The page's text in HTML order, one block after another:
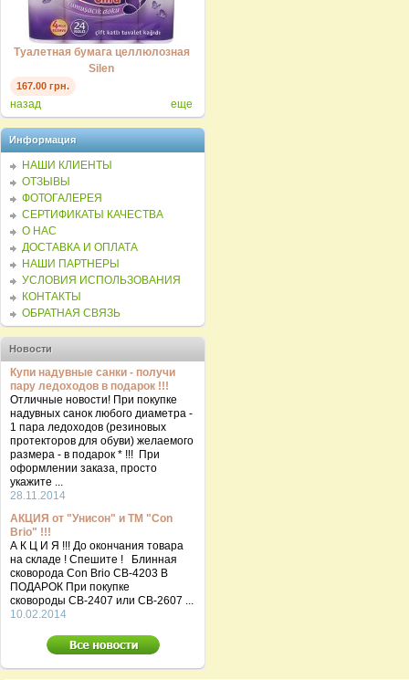
Туалетная бумага целлюлозная
Silen
167.00 грн.
назад еще
Информация
НАШИ КЛИЕНТЫ
ОТЗЫВЫ
ФОТОГАЛЕРЕЯ
СЕРТИФИКАТЫ КАЧЕСТВА
О НАС
ДОСТАВКА И ОПЛАТА
НАШИ ПАРТНЕРЫ
УСЛОВИЯ ИСПОЛЬЗОВАНИЯ
КОНТАКТЫ
ОБРАТНАЯ СВЯЗЬ
Новости
Купи надувные санки - получи
пару ледоходов в подарок !!!
Отличные новости! При покупке
надувных санок любого диаметра -
1 пара ледоходов (резиновых
протекторов для обуви) желаемого
размера - в подарок * !!! При
оформлении заказа, просто
укажите ...
28.11.2014
АКЦИЯ от "Унисон" и ТМ "Con
Brio" !!!
А К Ц И Я !!! До окончания товара
на складе ! Спешите ! Блинная
сковорода Con Brio CB-4203 В
ПОДАРОК При покупке
сковороды СВ-2407 или СВ-2607 ...
10.02.2014